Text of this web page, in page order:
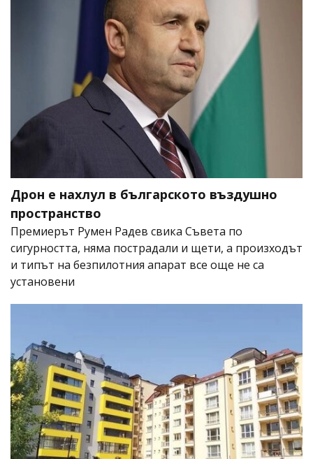
Дрон е нахлул в българското въздушно
пространство
Премиерът Румен Радев свика Съвета по
сигурността, няма пострадали и щети, а произходът
и типът на безпилотния апарат все още не са
установени